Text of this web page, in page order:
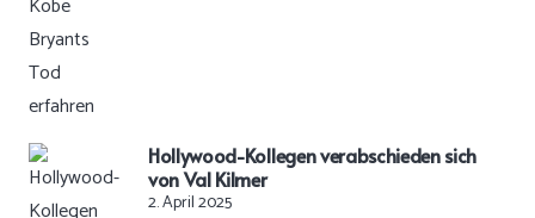
Hollywood-Kollegen verabschieden sich
von Val Kilmer
2. April 2025